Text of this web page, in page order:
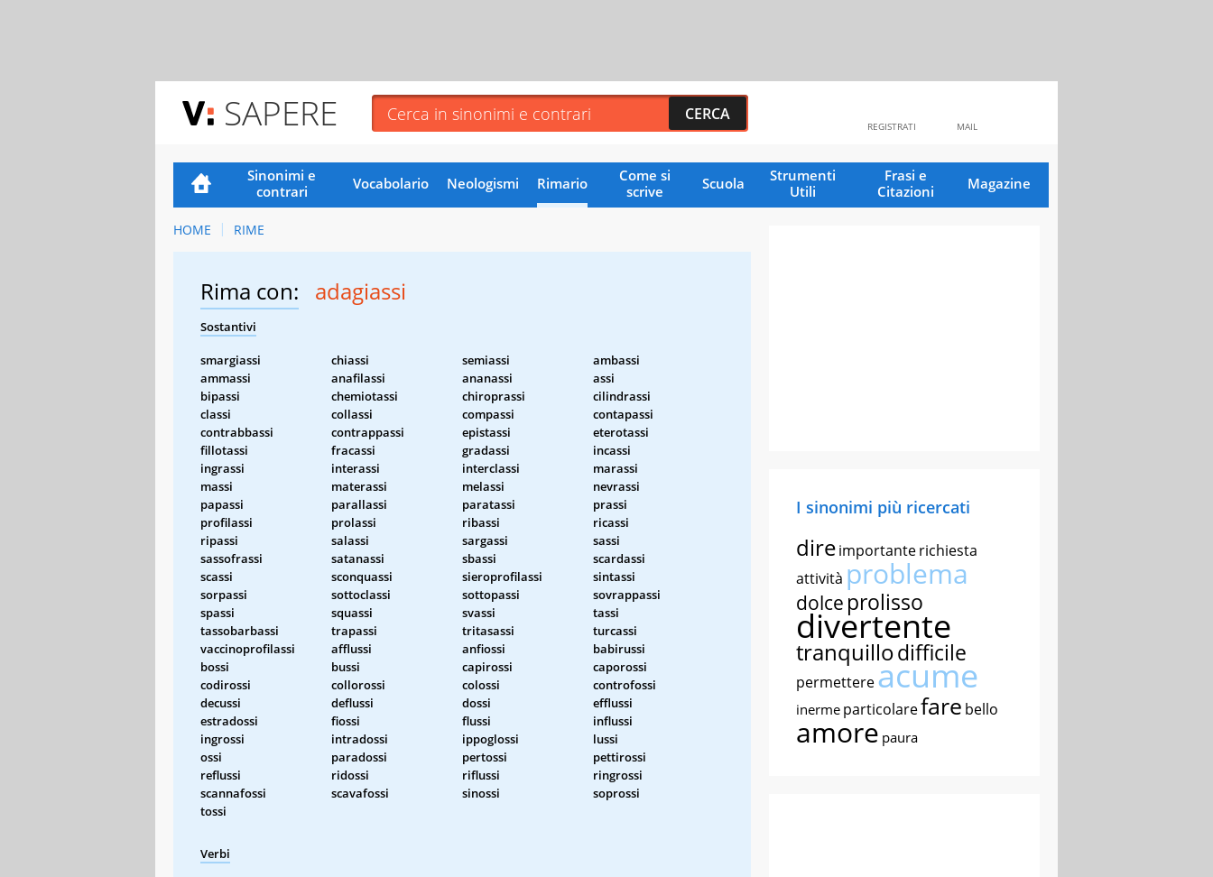
SAPERE MAIL
REGISTRATI
Sinonimi e
contrari
Vocabolario Neologismi Rimario
Come si
scrive
Scuola
Strumenti
Utili
Frasi e
Citazioni
Magazine
HOME RIME
Rima con: adagiassi
Sostantivi
smargiassi chiassi semiassi
ambassi
ammassi
anafilassi ananassi
assi
bipassi
chemiotassi chiroprassi
cilindrassi
classi
collassi compassi
contapassi
contrabbassi
contrappassi epistassi
eterotassi
fillotassi
fracassi gradassi
incassi
ingrassi
interassi interclassi
marassi
massi
materassi melassi
nevrassi
papassi
parallassi paratassi
prassi
profilassi
prolassi ribassi
ricassi
ripassi
salassi sargassi
sassi
sassofrassi
satanassi sbassi
scardassi
scassi
sconquassi sieroprofilassi
sintassi
sorpassi
sottoclassi sottopassi
sovrappassi
spassi
squassi svassi
tassi
tassobarbassi
trapassi tritasassi
turcassi
vaccinoprofilassi
afflussi anfiossi
babirussi
bossi
bussi capirossi
caporossi
codirossi
collorossi colossi
controfossi
decussi
deflussi dossi
efflussi
estradossi
fiossi flussi
influssi
ingrossi
intradossi ippoglossi
lussi
ossi
paradossi pertossi
pettirossi
reflussi
ridossi riflussi
ringrossi
scannafossi
scavafossi sinossi
soprossi
tossi
Verbi
I sinonimi più ricercati
direimportanterichiesta
attività problema
dolce prolisso
divertente
tranquillodifficile
permettereacume
inerme particolarefare bello
amore paura